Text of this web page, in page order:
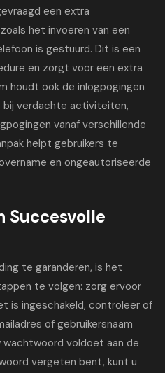
een extra
het invoeren van een
is gestuurd. Dit is een
en zorgt voor een extra
houdt ook de inlogpogingen
bij verdachte activiteiten,
vanaf verschillende
helpt gebruikers te
en ongeautoriseerde
Succesvolle
te garanderen, is het
te volgen: zorg ervoor
is ingeschakeld, controleer of
of gebruikersnaam
voldoet aan de
vergeten bent, kunt u